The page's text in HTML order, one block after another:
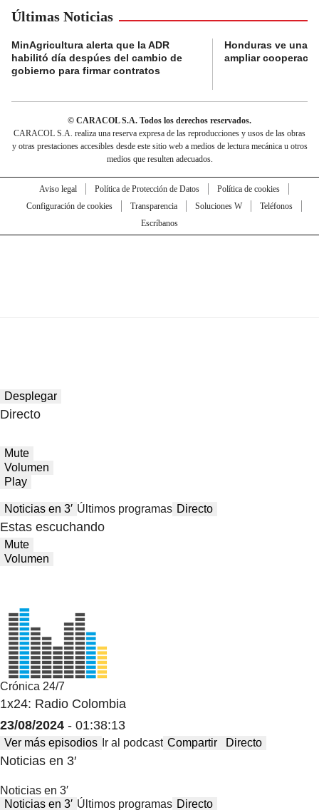
Últimas Noticias
MinAgricultura alerta que la ADR
habilitó día despúes del cambio de
gobierno para firmar contratos
Honduras ve una
ampliar
© CARACOL S.A. Todos los derechos reservados.
CARACOL S.A. realiza una reserva expresa de las reproducciones y usos de las obras
y otras prestaciones accesibles desde este sitio web a medios de lectura mecánica u otros
medios que resulten adecuados.
Aviso legal Política de Protección de Datos
Política de cookies
Configuración de cookies
Transparencia Soluciones W
Teléfonos
Escríbanos
Desplegar
Directo
Mute
Volumen
Play
Noticias en 3′ Últimos programas Directo
Estas escuchando
Mute
Volumen
Crónica 24/7
1x24: Radio Colombia
23/08/2024 - 01:38:13
Ver más episodios Ir al podcast Compartir Directo
Noticias en 3′
Noticias en 3′
Noticias en 3′ Últimos programas Directo